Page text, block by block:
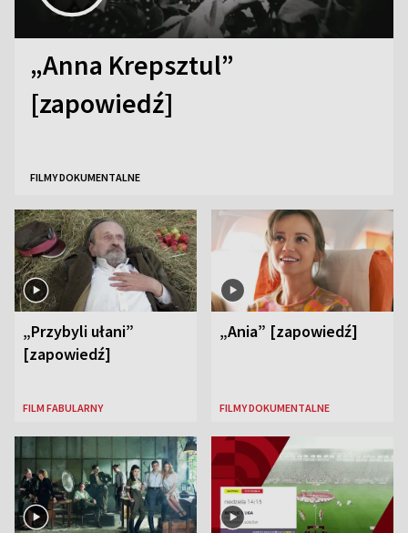
„Anna Krepsztul”
[zapowiedź]
FILMY DOKUMENTALNE
„Przybyli ułani”
[zapowiedź]
FILM FABULARNY
„Ania” [zapowiedź]
FILMY DOKUMENTALNE